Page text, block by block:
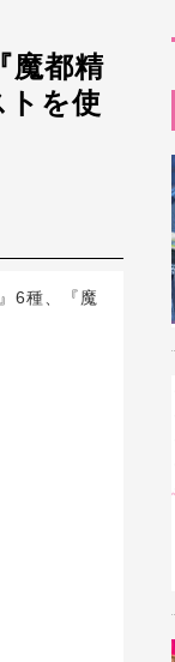
魔都精
を使
6種、『魔